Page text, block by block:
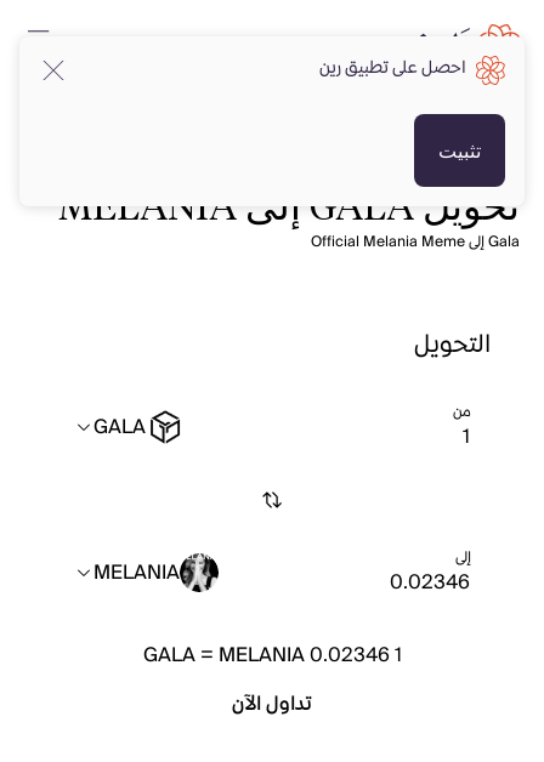
تحويل GALA إلى MELANIA
Gala إلى Official Melania Meme
التحويل
من GALA
إلى MELANIA
1
GALA= MELANIA 0.02346
تداول الآن
احصل على تطبيق رين
تثبيت